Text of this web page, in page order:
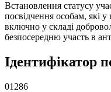
Встановлення статусу
посвідчення особам, які
включно у складі
безпосередню участь в
Ідентифікатор
01286